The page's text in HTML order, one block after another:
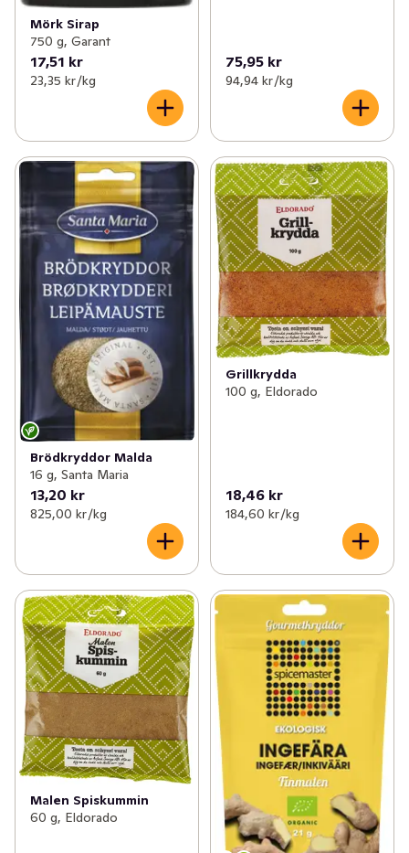
Mörk Sirap
750 g, Garant
17,51 kr
23,35 kr /kg
75,95 kr
94,94 kr /kg
Brödkryddor Malda
16 g, Santa Maria
13,20 kr
825,00 kr /kg
Grillkrydda
100 g, Eldorado
18,46 kr
184,60 kr /kg
Malen Spiskummin
60 g, Eldorado